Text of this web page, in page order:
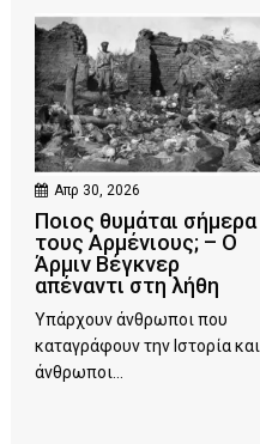
Απρ 30, 2026
Ποιος θυμάται σήμερα
τους Αρμένιους; – Ο
Άρμιν Βέγκνερ
απέναντι στη λήθη
Υπάρχουν άνθρωποι που
καταγράφουν την Ιστορία και
άνθρωποι...